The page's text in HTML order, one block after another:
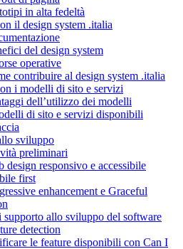
in alta fedeltà
il design system .italia
del design system
operative
contribuire al design system .italia
i modelli di sito e servizi
dell’utilizzo dei modelli
di sito e servizi disponibili
sviluppo
preliminari
design responsivo e accessibile
first
enhancement e Graceful
supporto allo sviluppo del software
detection
le feature disponibili con Can I